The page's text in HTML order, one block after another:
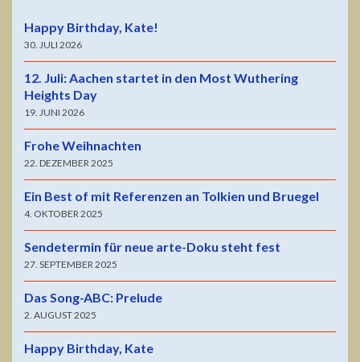
Happy Birthday, Kate!
30. JULI 2026
12. Juli: Aachen startet in den Most Wuthering
Heights Day
19. JUNI 2026
Frohe Weihnachten
22. DEZEMBER 2025
Ein Best of mit Referenzen an Tolkien und Bruegel
4. OKTOBER 2025
Sendetermin für neue arte-Doku steht fest
27. SEPTEMBER 2025
Das Song-ABC: Prelude
2. AUGUST 2025
Happy Birthday, Kate